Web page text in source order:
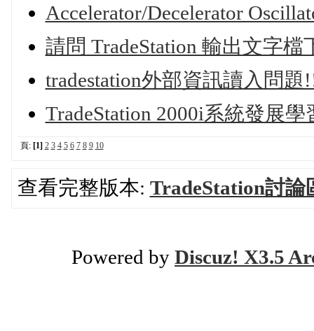
Accelerator/Decelerator
請問 TradeStation 輸出文字檔
tradestation外部資訊讀入問
TradeStation 2000i系統發展
頁: [1] 2 3 4 5 6 7 8 9 10
查看完整版本: TradeStation討論
Powered by Discuz! X3.5